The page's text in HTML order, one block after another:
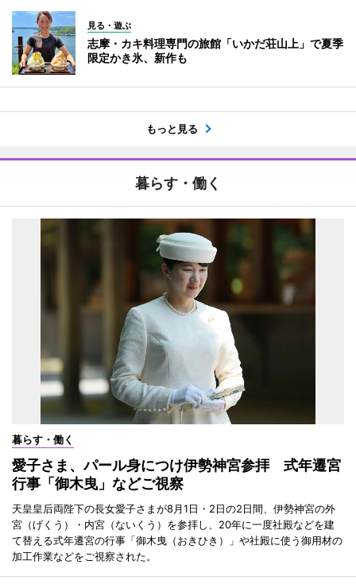
見る・遊ぶ
志摩・カキ料理専門の旅館「いかだ荘山上」で夏季
限定かき氷、新作も
もっと見る
暮らす・働く
暮らす・働く
愛子さま、パール身につけ伊勢神宮参拝 式年遷宮
行事「御木曳」などご視察
天皇皇后両陛下の長女愛子さまが8月1日・2日の2日間、伊勢神宮の外
宮（げくう）・内宮（ないくう）を参拝し、20年に一度社殿などを建
て替える式年遷宮の行事「御木曳（おきひき）」や社殿に使う御用材の
加工作業などをご視察された。